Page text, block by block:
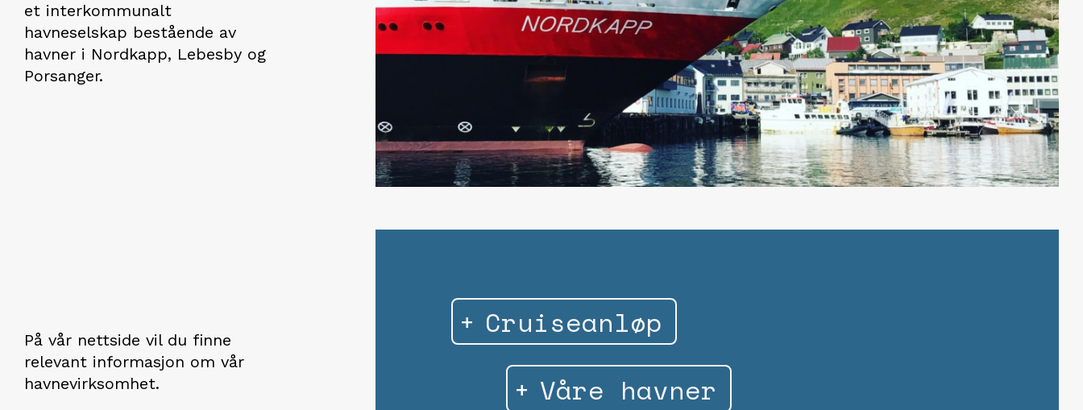
et interkommunalt
havneselskap bestående av
havner i Nordkapp, Lebesby og
Porsanger.
På vår nettside vil du finne
relevant informasjon om vår
havnevirksomhet.
Cruiseanløp
Våre havner